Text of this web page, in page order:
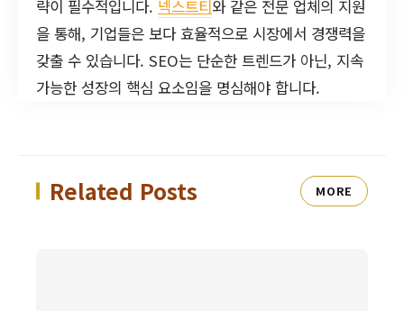
략이 필수적입니다. 넥스트티와 같은 전문 업체의 지원
을 통해, 기업들은 보다 효율적으로 시장에서 경쟁력을
갖출 수 있습니다. SEO는 단순한 트렌드가 아닌, 지속
가능한 성장의 핵심 요소임을 명심해야 합니다.
Related Posts MORE